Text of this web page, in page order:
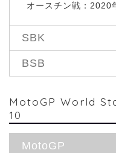
オースチン戦：
SBK
BSB
MotoGP World
10
MotoGP